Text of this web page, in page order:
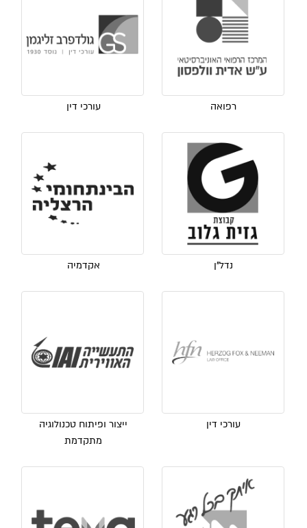
רפואה עורכי דין
נדל"ן אקדמיה
עורכי דין
ייצור ופיתוח טכנולוגיה
מתקדמת